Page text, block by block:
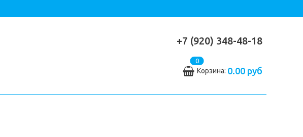
+7 (920) 348-48-18
0
Корзина: 0.00 руб